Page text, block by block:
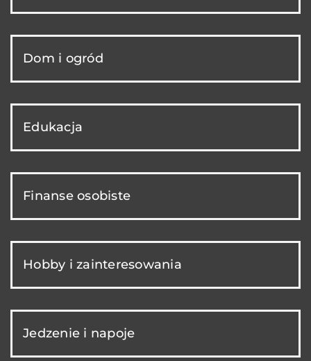
Dom i ogród
Edukacja
Finanse osobiste
Hobby i zainteresowania
Jedzenie i napoje